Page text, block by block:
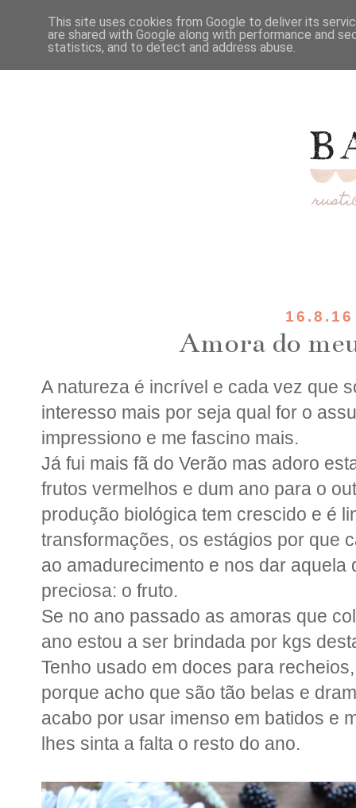
16.8.16
Amora do
A natureza é incrível e cada vez que
interesso mais por seja qual for o
impressiono e me fascino mais.
Já fui mais fã do Verão mas adoro
frutos vermelhos e dum ano para o
produção biológica tem crescido e é
transformações, os estágios por que
ao amadurecimento e nos dar aquela
preciosa: o fruto.
Se no ano passado as amoras que
ano estou a ser brindada por kgs
Tenho usado em doces para
porque acho que são tão belas e
acabo por usar imenso em batidos e
lhes sinta a falta o resto do ano.
This site uses cookies from Google to deliver its
are shared with Google along with performance and
statistics, and to detect and address abuse.